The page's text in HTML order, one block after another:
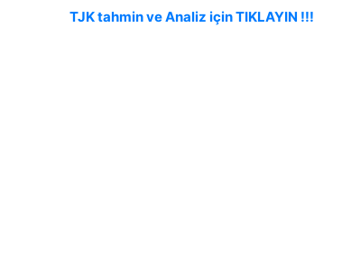
TJK tahmin ve Analiz için TIKLAYIN !!!